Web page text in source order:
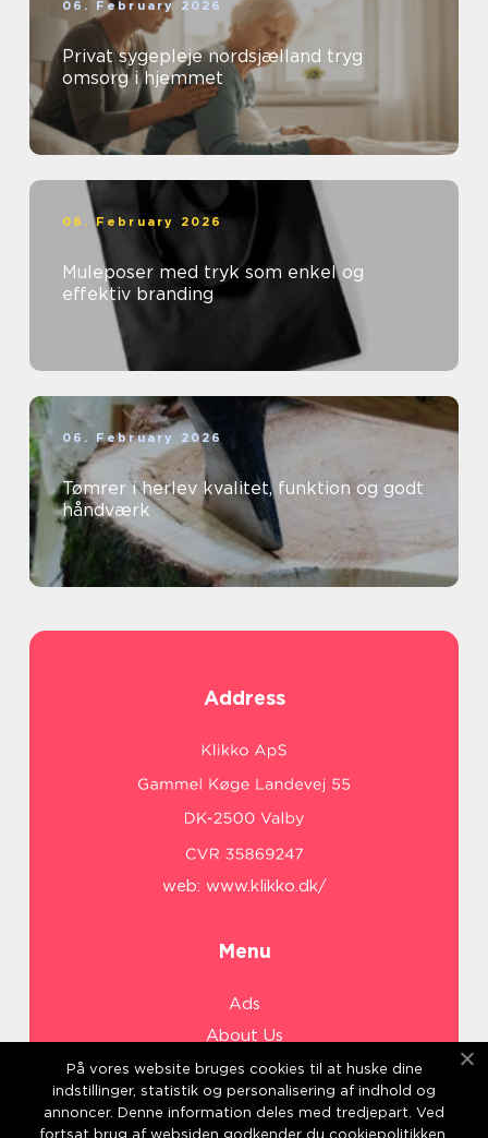
06. February 2026
Privat sygepleje nordsjælland tryg
omsorg i hjemmet
06. February 2026
Muleposer med tryk som enkel og
effektiv branding
06. February 2026
Tømrer i herlev kvalitet, funktion og godt
håndværk
Address
web: www.klikko.dk/
Menu
Ads
About Us
Cookies
Contact
Sitemap
På vores website bruges cookies til at huske dine
indstillinger, statistik og personalisering af indhold og
annoncer. Denne information deles med tredjepart. Ved
fortsat brug af websiden godkender du cookiepolitikken.